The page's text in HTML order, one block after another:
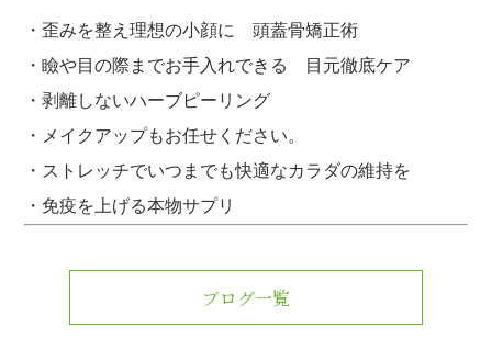
・歪みを整え理想の小顔に 頭蓋骨矯正術
・瞼や目の際までお手入れできる 目元徹底ケア
・剥離しないハーブピーリング
・メイクアップもお任せください。
・ストレッチでいつまでも快適なカラダの維持を
・免疫を上げる本物サプリ
ブログ一覧